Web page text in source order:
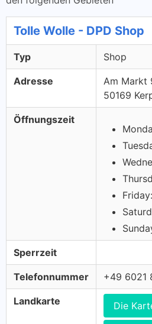
Tolle Wolle - DPD Shop
Typ Shop
Adresse
Am Markt
50169
Öffnungszeit
Sperrzeit
Telefonnummer +49 6021
Landkarte Die